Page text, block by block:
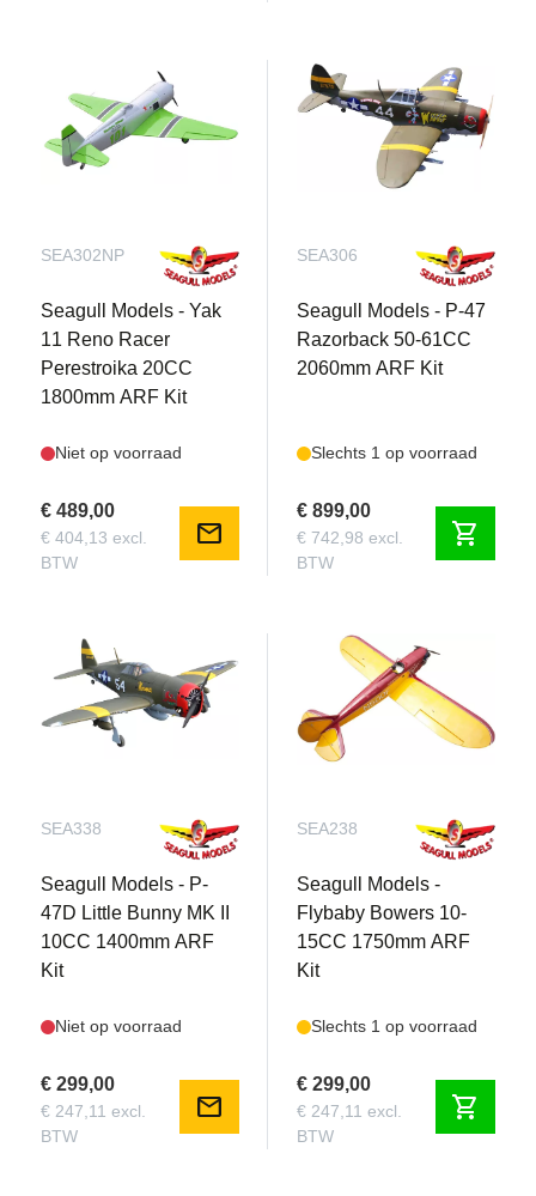
SEA302NP
Seagull Models - Yak
11 Reno Racer
Perestroika 20CC
1800mm ARF Kit
Niet op voorraad
€ 489,00
€ 404,13 excl.
BTW
mail
SEA306
Seagull Models - P-47
Razorback 50-61CC
2060mm ARF Kit
Slechts 1 op voorraad
€ 899,00
€ 742,98 excl.
BTW
shopping_cart
SEA338
Seagull Models - P-
47D Little Bunny MK II
10CC 1400mm ARF
Kit
Niet op voorraad
€ 299,00
€ 247,11 excl.
BTW
mail
SEA238
Seagull Models -
Flybaby Bowers 10-
15CC 1750mm ARF
Kit
Slechts 1 op voorraad
€ 299,00
€ 247,11 excl.
BTW
shopping_cart